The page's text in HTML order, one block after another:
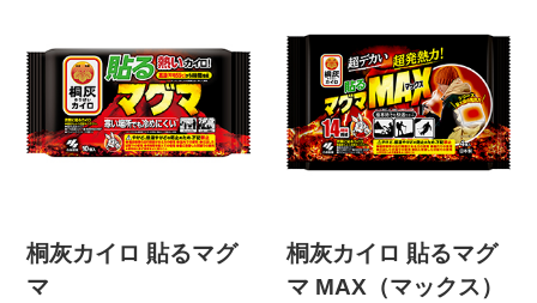
桐灰カイロ 貼るマグ
マ
桐灰カイロ 貼るマグ
マ MAX（マックス）